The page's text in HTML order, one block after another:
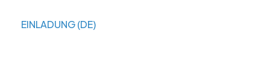
EINLADUNG (DE)